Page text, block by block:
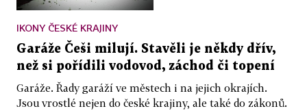
IKONY ČESKÉ KRAJINY
Garáže Češi milují. Stavěli je někdy dřív,
než si pořídili vodovod, záchod či topení
Garáže. Řady garáží ve městech i na jejich okrajích.
Jsou vrostlé nejen do české krajiny, ale také do zákonů.